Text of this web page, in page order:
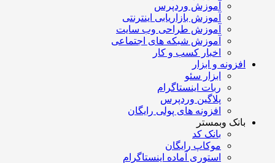
آموزش وردپرس
آموزش بازاریابی اینترنتی
آموزش طراحی وب سایت
آموزش شبکه های اجتماعی
اخبار کسب و کار
افزونه و ابزار
ابزار سئو
ربات اینستاگرام
پلاگین وردپرس
افزونه های پولی رایگان
بانک وبمستر
بانک کد
موکاپ رایگان
استوری آماده اینستاگرام